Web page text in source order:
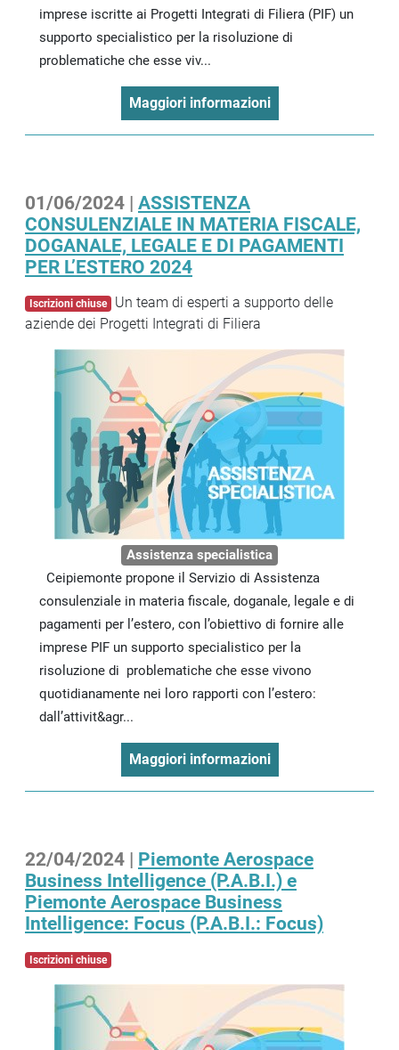
imprese iscritte ai Progetti Integrati di Filiera (PIF) un
supporto specialistico per la risoluzione di
problematiche che esse viv...
Maggiori informazioni
01/06/2024 | ASSISTENZA
CONSULENZIALE IN MATERIA FISCALE,
DOGANALE, LEGALE E DI PAGAMENTI
PER L’ESTERO 2024
Iscrizioni chiuse Un team di esperti a supporto delle
aziende dei Progetti Integrati di Filiera
Assistenza specialistica
Ceipiemonte propone il Servizio di Assistenza
consulenziale in materia fiscale, doganale, legale e di
pagamenti per l’estero, con l’obiettivo di fornire alle
imprese PIF un supporto specialistico per la
risoluzione di problematiche che esse vivono
quotidianamente nei loro rapporti con l’estero:
dall’attivit&agr...
Maggiori informazioni
22/04/2024 | Piemonte Aerospace
Business Intelligence (P.A.B.I.) e
Piemonte Aerospace Business
Intelligence: Focus (P.A.B.I.: Focus)
Iscrizioni chiuse